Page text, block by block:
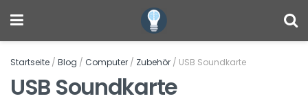
Startseite / Blog / Computer / Zubehör / USB Soundkarte
USB Soundkarte